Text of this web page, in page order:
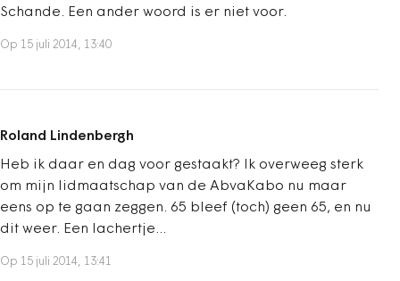
Schande. Een ander woord is er niet voor.
Op 15 juli 2014, 13:40
Roland Lindenbergh
Heb ik daar en dag voor gestaakt? Ik overweeg sterk
om mijn lidmaatschap van de AbvaKabo nu maar
eens op te gaan zeggen. 65 bleef (toch) geen 65, en nu
dit weer. Een lachertje...
Op 15 juli 2014, 13:41